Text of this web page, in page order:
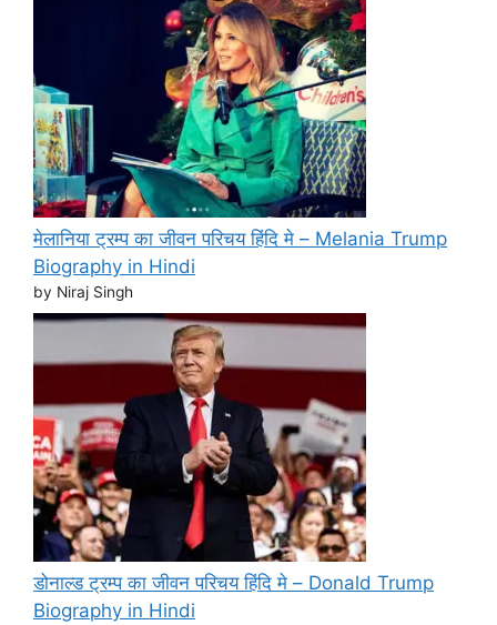
मेलानिया ट्रम्प का जीवन परिचय हिंदि मे – Melania Trump
Biography in Hindi
by Niraj Singh
डोनाल्ड ट्रम्प का जीवन परिचय हिंदि मे – Donald Trump
Biography in Hindi